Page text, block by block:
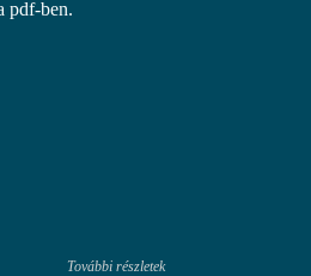
pdf-ben.
További részletek